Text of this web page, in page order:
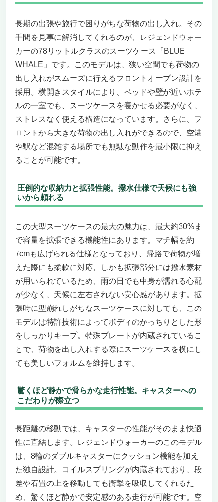
長期の出張や旅行で困りがちな荷物の出し入れ。その
手間を見事に解消してくれるのが、レジェンドウォー
カーの78リットルクラスのスーツケース「BLUE
WHALE」です。このモデルは、狭い空間でも荷物の
出し入れがスムーズに行えるフロントオープン設計を
採用。横開きスタイルにより、ベッドや壁が近いホテ
ルの一室でも、スーツケースを寝かせる必要がなく、
ストレスなく使える構造になっています。さらに、フ
ロントから大きな荷物の出し入れができるので、空港
や駅など混雑する場所でも無駄な動作を最小限に抑え
ることが可能です。
圧倒的な収納力と拡張性能。撥水仕様で天候にも強
いから頼れる
この大型スーツケースの最大の魅力は、最大約30%ま
で容量を拡張できる機能性にあります。マチ幅を約
7cmも広げられる仕様となっており、帰路で荷物が増
えた際にも柔軟に対応。しかも拡張部分には撥水素材
が用いられているため、雨の日でも中身が濡れる心配
が少なく、天候に左右されない安心感があります。拡
張時に型崩れしがちなスーツケースに対しても、この
モデルは特許技術によってボディのかっちりとした形
をしっかりキープ。特殊プレートが内蔵されているこ
とで、荷物を出し入れする際にスーツケースを横にし
ても美しいフォルムを維持します。
驚くほど静かで滑らかな走行性能。キャスターへの
こだわりが際立つ
長距離の移動では、キャスターの性能がそのまま快適
性に直結します。レジェンドウォーカーのこのモデル
は、8輪のダブルキャスターにクッション機能を加え
た独自設計。コイルスプリングが内蔵されており、段
差や石畳の上を移動しても衝撃を吸収してくれるた
め、驚くほど静かで安定感のある走行が可能です。空